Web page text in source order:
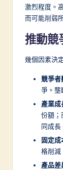
激烈程度。
而可能削弱
推動競
幾個因素決
競爭者
爭。壟
產業成
份額；
同成長
固定成
格削減
產品差